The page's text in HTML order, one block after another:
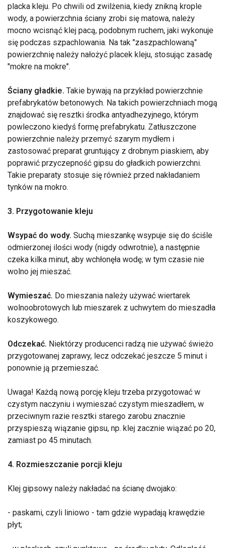
placka kleju. Po chwili od zwilżenia, kiedy znikną krople
wody, a powierzchnia ściany zrobi się matowa, należy
mocno wcisnąć klej pacą, podobnym ruchem, jaki wykonuje
się podczas szpachlowania. Na tak "zaszpachlowaną"
powierzchnię należy nałożyć placek kleju, stosując zasadę
"mokre na mokre".
Ściany gładkie. Takie bywają na przykład powierzchnie
prefabrykatów betonowych. Na takich powierzchniach mogą
znajdować się resztki środka antyadhezyjnego, którym
powleczono kiedyś formę prefabrykatu. Zatłuszczone
powierzchnie należy przemyć szarym mydłem i
zastosować preparat gruntujący z drobnym piaskiem, aby
poprawić przyczepność gipsu do gładkich powierzchni.
Takie preparaty stosuje się również przed nakładaniem
tynków na mokro.
3. Przygotowanie kleju
Wsypać do wody. Suchą mieszankę wsypuje się do ściśle
odmierzonej ilości wody (nigdy odwrotnie), a następnie
czeka kilka minut, aby wchłonęła wodę; w tym czasie nie
wolno jej mieszać.
Wymieszać. Do mieszania należy używać wiertarek
wolnoobrotowych lub mieszarek z uchwytem do mieszadła
koszykowego.
Odczekać. Niektórzy producenci radzą nie używać świeżo
przygotowanej zaprawy, lecz odczekać jeszcze 5 minut i
ponownie ją przemieszać.
Uwaga! Każdą nową porcję kleju trzeba przygotować w
czystym naczyniu i wymieszać czystym mieszadłem, w
przeciwnym razie resztki starego zarobu znacznie
przyspieszą wiązanie gipsu, np. klej zacznie wiązać po 20,
zamiast po 45 minutach.
4. Rozmieszczanie porcji kleju
Klej gipsowy należy nakładać na ścianę dwojako:
- paskami, czyli liniowo - tam gdzie wypadają krawędzie
płyt;